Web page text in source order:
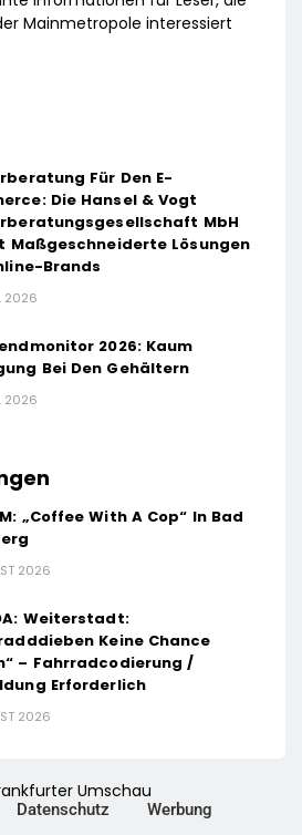
Mainmetropole interessiert
Für Den E-
Die Hansel & Vogt
MbH
Maßgeschneiderte Lösungen
Brands
2026
2026: Kaum
Bei Den Gehältern
2026
„Coffee With A Cop“ In Bad
2026
Weiterstadt:
Keine Chance
– Fahrradcodierung /
Erforderlich
2026
Umschau
Datenschutz Werbung